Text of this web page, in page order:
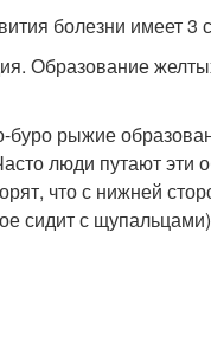
болезни имеет 3
Образование
буро рыжие
люди путают эти
что с нижней
сидит с щупальцами)